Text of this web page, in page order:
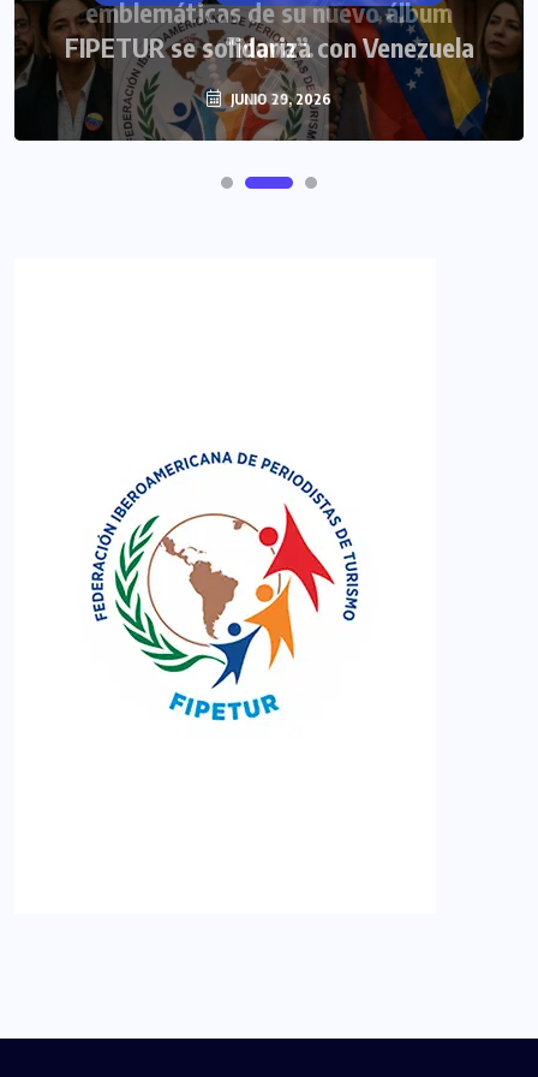
emblemáticas de su nuevo álbum
“Nova”.
JULIO 30, 2026
FIPETUR se solidariza con Venezuela
JUNIO 29, 2026